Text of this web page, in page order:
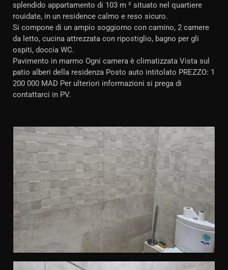
splendido appartamento di 103 m ² situato nel quartiere
rouidate, in un residence calmo e reso sicuro.
Si compone di un ampio soggiorno con camino, 2 camere
da letto, cucina attrezzata con ripostiglio, bagno per gli
ospiti, doccia WC.
Pavimento in marmo Ogni camera è climatizzata Vista sul
patio alberi della residenza Posto auto intitolato PREZZO: 1
200 000 MAD Per ulteriori informazioni si prega di
contattarci in PV.